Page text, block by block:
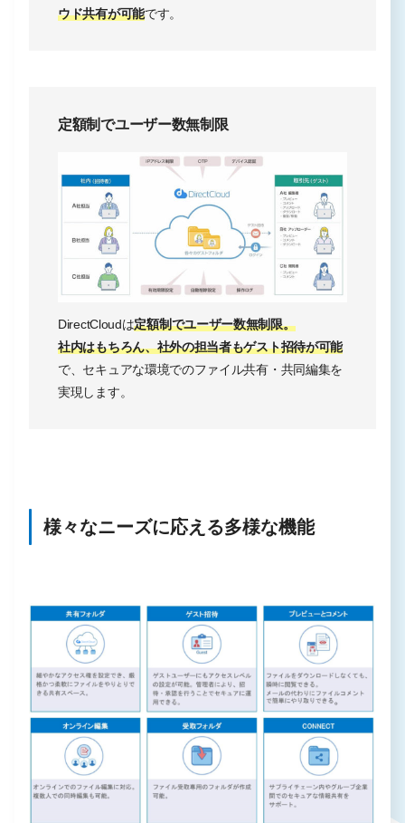
ウド共有が可能です。
定額制でユーザー数無制限
DirectCloudは定額制でユーザー数無制限。
社内はもちろん、社外の担当者もゲスト招待が可能
で、セキュアな環境でのファイル共有・共同編集を
実現します。
様々なニーズに応える多様な機能